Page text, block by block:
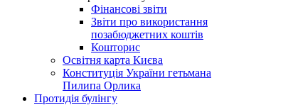
Фінансові звіти
Звіти про використання
позабюджетних коштів
Кошторис
Освітня карта Києва
Конституція України гетьмана
Пилипа Орлика
Протидія булінгу